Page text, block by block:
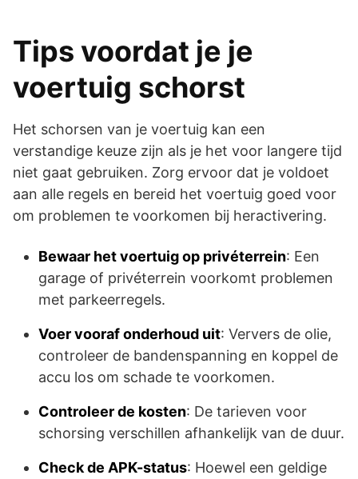
Tips voordat je je
voertuig schorst
Het schorsen van je voertuig kan een
verstandige keuze zijn als je het voor langere tijd
niet gaat gebruiken. Zorg ervoor dat je voldoet
aan alle regels en bereid het voertuig goed voor
om problemen te voorkomen bij heractivering.
Bewaar het voertuig op privéterrein: Een
garage of privéterrein voorkomt problemen
met parkeerregels.
Voer vooraf onderhoud uit: Ververs de olie,
controleer de bandenspanning en koppel de
accu los om schade te voorkomen.
Controleer de kosten: De tarieven voor
schorsing verschillen afhankelijk van de duur.
Check de APK-status: Hoewel een geldige